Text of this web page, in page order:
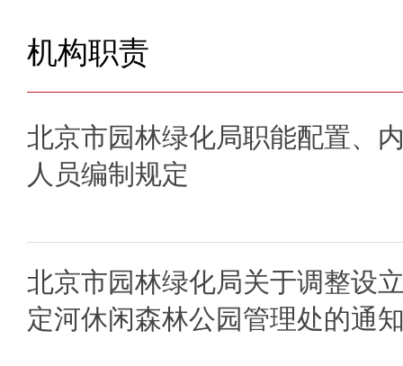
机构职责
北京市园林绿化局职能配置、
人员编制规定
北京市园林绿化局关于调整设
定河休闲森林公园管理处的通